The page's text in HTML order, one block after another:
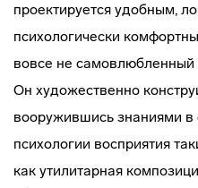
проектируется удобным,
психологически
вовсе не самовлюбленный
Он художественно
вооружившись знаниями в
психологии восприятия
как утилитарная